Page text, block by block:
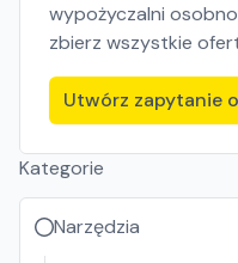
wypożyczalni
zbierz wszystkie
Utwórz zapytanie
Kategorie
Narzędzia